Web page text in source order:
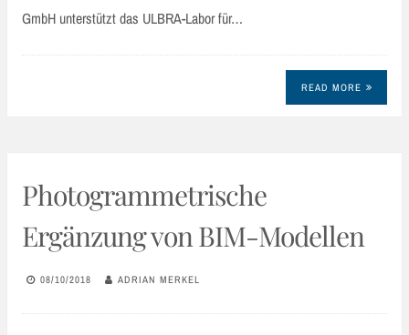
GmbH unterstützt das ULBRA-Labor für…
READ MORE
Photogrammetrische
Ergänzung von BIM-Modellen
08/10/2018 ADRIAN MERKEL